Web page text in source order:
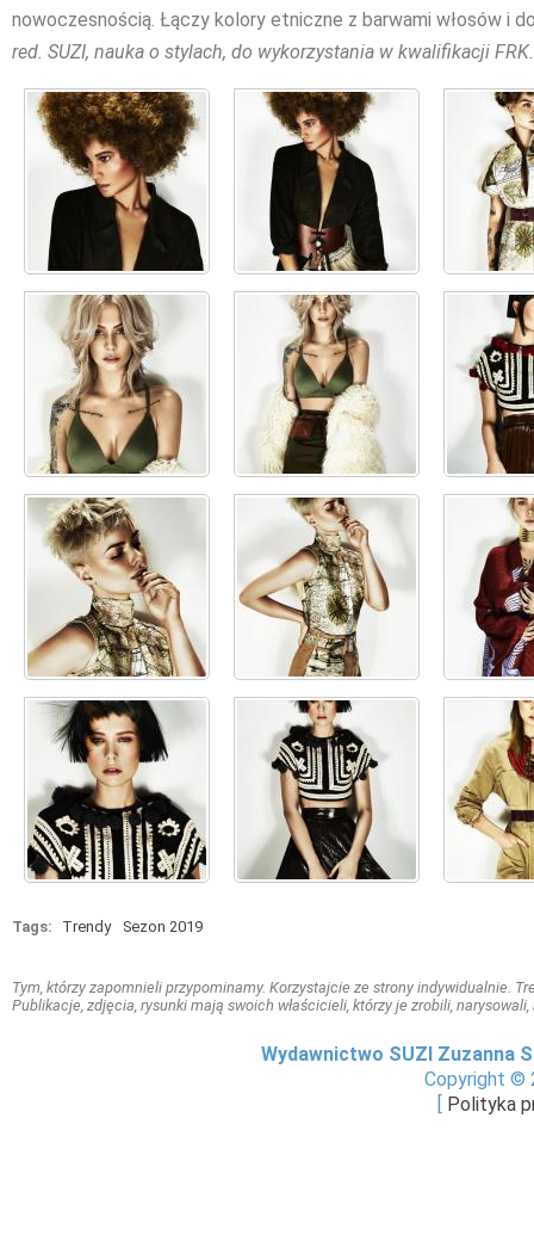
nowoczesnością. Łączy kolory etniczne z barwami włosów i
red. SUZI, nauka o stylach, do wykorzystania w kwalifikacji
Tags: Trendy Sezon 2019
Tym, którzy zapomnieli przypominamy. Korzystajcie ze strony indywidualnie.
Publikacje, zdjęcia, rysunki mają swoich właścicieli, którzy je zrobili,
Wydawnictwo SUZI Zuzanna
Copyright ©
Polityka